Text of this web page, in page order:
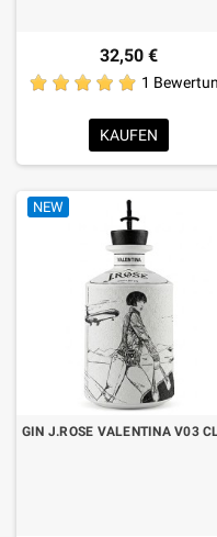
32,50 €
1
KAUFEN
NEW